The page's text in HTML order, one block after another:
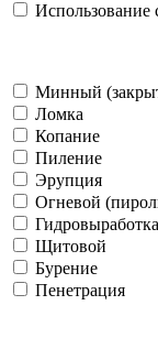
Использование
Минный
Ломка
Копание
Пиление
Эрупция
Огневой
Гидровыработка
Щитовой
Бурение
Пенетрация